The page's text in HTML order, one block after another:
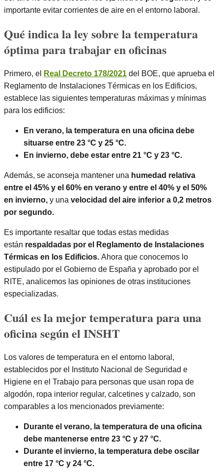
importante evitar corrientes de aire en el entorno laboral.
Qué indica la ley sobre la temperatura
óptima para trabajar en oficinas
Primero, el Real Decreto 178/2021 del BOE, que aprueba el
Reglamento de Instalaciones Térmicas en los Edificios,
establece las siguientes temperaturas máximas y mínimas
para los edificios:
En verano, la temperatura en una oficina debe
situarse entre 23 °C y 25 °C.
En invierno, debe estar entre 21 °C y 23 °C.
Además, se aconseja mantener una humedad relativa
entre el 45% y el 60% en verano y entre el 40% y el 50%
en invierno, y una velocidad del aire inferior a 0,2 metros
por segundo.
Es importante resaltar que todas estas medidas
están respaldadas por el Reglamento de Instalaciones
Térmicas en los Edificios. Ahora que conocemos lo
estipulado por el Gobierno de España y aprobado por el
RITE, analicemos las opiniones de otras instituciones
especializadas.
Cuál es la mejor temperatura para una
oficina según el INSHT
Los valores de temperatura en el entorno laboral,
establecidos por el Instituto Nacional de Seguridad e
Higiene en el Trabajo para personas que usan ropa de
algodón, ropa interior regular, calcetines y calzado, son
comparables a los mencionados previamente:
Durante el verano, la temperatura de una oficina
debe mantenerse entre 23 °C y 27 °C.
Durante el invierno, la temperatura debe oscilar
entre 17 °C y 24 °C.